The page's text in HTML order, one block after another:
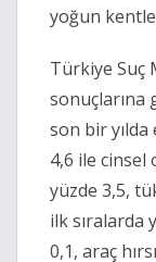
yoğun
Türkiye Suç
sonuçlarına
son bir
4,6 ile cinsel
yüzde 3,5,
ilk sıralarda
0,1, araç